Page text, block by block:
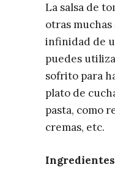
La salsa de
otras muchas
infinidad de
puedes
sofrito para
plato de
pasta, como
cremas, etc.